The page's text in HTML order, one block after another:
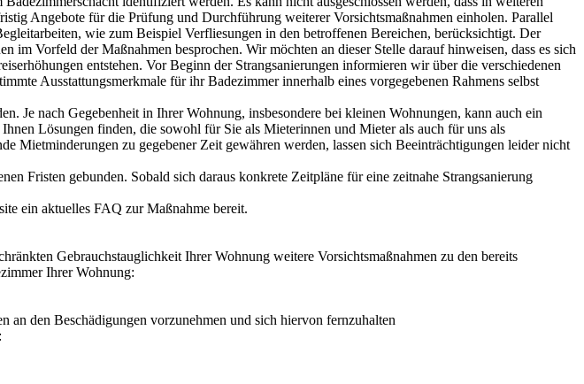
Angebote für die Prüfung und Durchführung weiterer Vorsichtsmaßnahmen einholen. Parallel
wie zum Beispiel Verfliesungen in den betroffenen Bereichen, berücksichtigt. Der
Vorfeld der Maßnahmen besprochen. Wir möchten an dieser Stelle darauf hinweisen, dass es sich
entstehen. Vor Beginn der Strangsanierungen informieren wir über die verschiedenen
Ausstattungsmerkmale für ihr Badezimmer innerhalb eines vorgegebenen Rahmens selbst
Je nach Gegebenheit in Ihrer Wohnung, insbesondere bei kleinen Wohnungen, kann auch ein
Lösungen finden, die sowohl für Sie als Mieterinnen und Mieter als auch für uns als
Mietminderungen zu gegebener Zeit gewähren werden, lassen sich Beeinträchtigungen leider nicht
Fristen gebunden. Sobald sich daraus konkrete Zeitpläne für eine zeitnahe Strangsanierung
ein aktuelles FAQ zur Maßnahme bereit.
Gebrauchstauglichkeit Ihrer Wohnung weitere Vorsichtsmaßnahmen zu den bereits
Ihrer Wohnung:
an den Beschädigungen vorzunehmen und sich hiervon fernzuhalten